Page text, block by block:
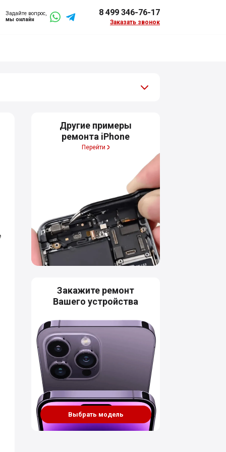
Задайте вопрос,
мы онлайн
8 499 346-76-17
Заказать звонок
Другие примеры
ремонта iPhone
Перейти
Закажите ремонт
Вашего устройства
Выбрать модель